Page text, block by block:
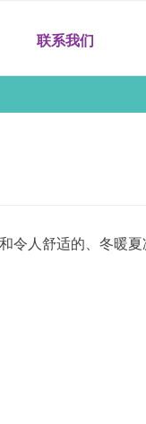
联系我们
人舒适的、冬暖夏